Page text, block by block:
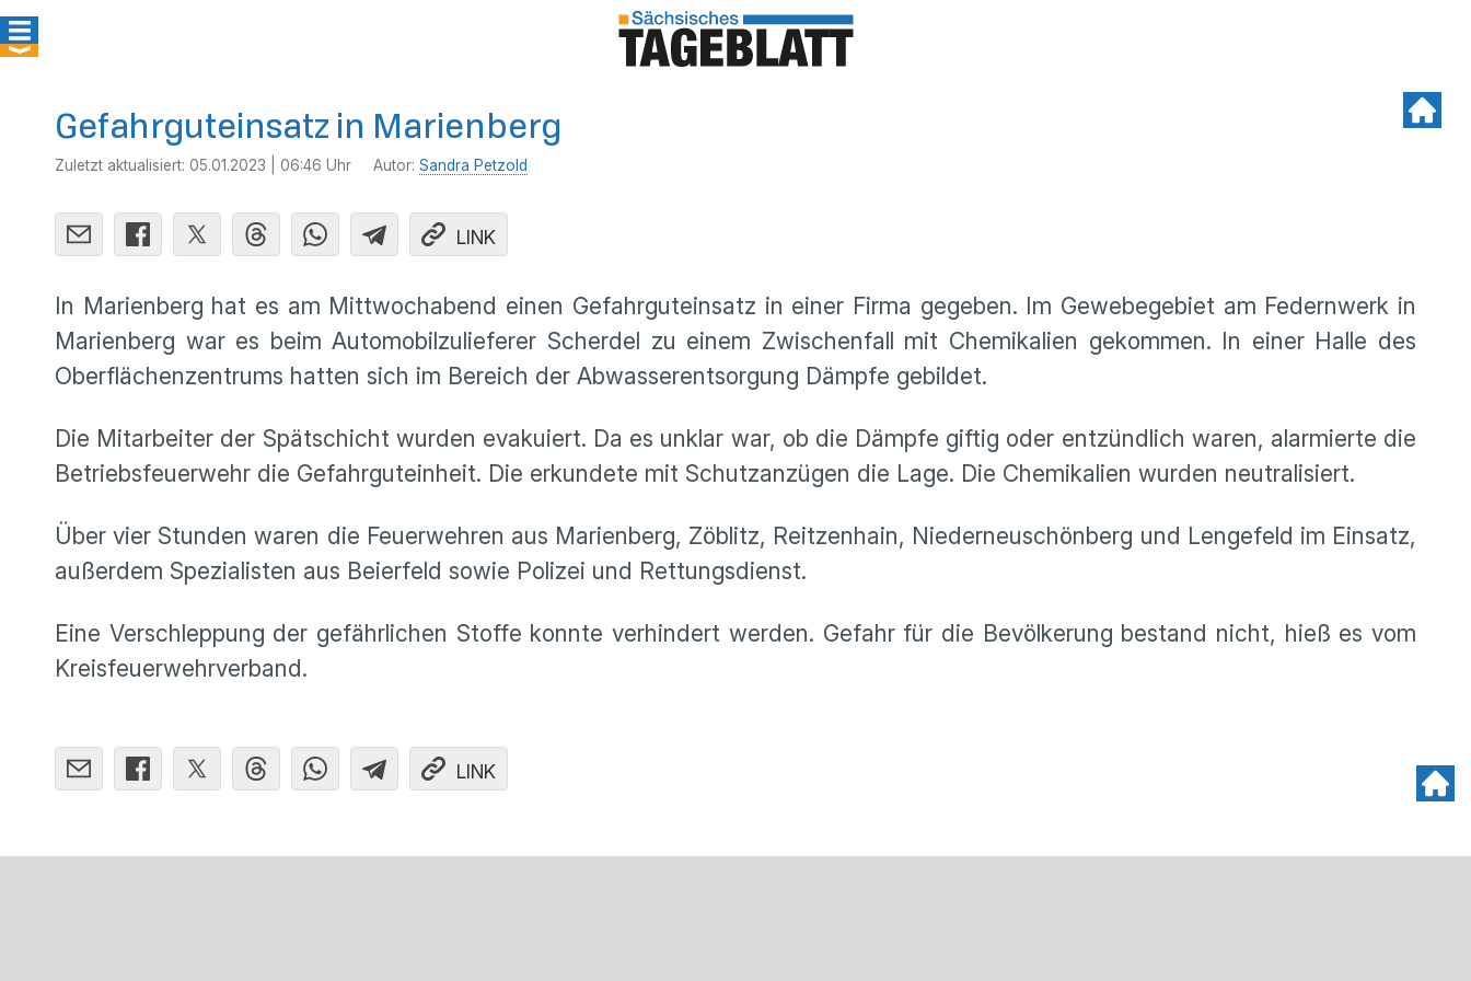
Gefahrguteinsatz in Marienberg
Zuletzt aktualisiert: 05.01.2023 | 06:46 Uhr Autor: Sandra Petzold
LINK
In Marienberg hat es am Mittwochabend einen Gefahrguteinsatz in einer Firma gegeben. Im Gewebegebiet am Federnwerk in
Marienberg war es beim Automobilzulieferer Scherdel zu einem Zwischenfall mit Chemikalien gekommen. In einer Halle des
Oberflächenzentrums hatten sich im Bereich der Abwasserentsorgung Dämpfe gebildet.
Die Mitarbeiter der Spätschicht wurden evakuiert. Da es unklar war, ob die Dämpfe giftig oder entzündlich waren, alarmierte die
Betriebsfeuerwehr die Gefahrguteinheit. Die erkundete mit Schutzanzügen die Lage. Die Chemikalien wurden neutralisiert.
Über vier Stunden waren die Feuerwehren aus Marienberg, Zöblitz, Reitzenhain, Niederneuschönberg und Lengefeld im Einsatz,
außerdem Spezialisten aus Beierfeld sowie Polizei und Rettungsdienst.
Eine Verschleppung der gefährlichen Stoffe konnte verhindert werden. Gefahr für die Bevölkerung bestand nicht, hieß es vom
Kreisfeuerwehrverband.
LINK